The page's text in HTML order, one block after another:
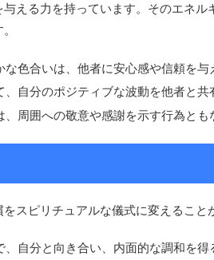
える力を持っています。そのエネル
な色合いは、他者に安心感や信頼を与
、自分のポジティブな波動を他者と共
周囲への敬意や感謝を示す行為とも
スピリチュアルな儀式に変えること
、自分と向き合い、内面的な調和を得